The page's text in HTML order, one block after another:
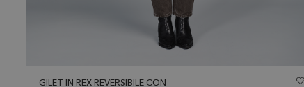
GILET IN REX REVERSIBILE CON